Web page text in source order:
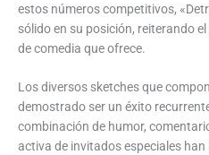
estos números competitivos,
sólido en su posición, reiterando
de comedia que ofrece.
Los diversos sketches que
demostrado ser un éxito
combinación de humor,
activa de invitados especiales